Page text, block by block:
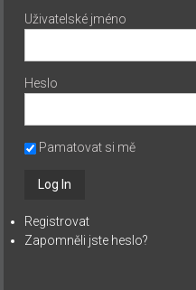
Uživatelské jméno
Heslo
Pamatovat si mě
Registrovat
Zapomněli jste heslo?